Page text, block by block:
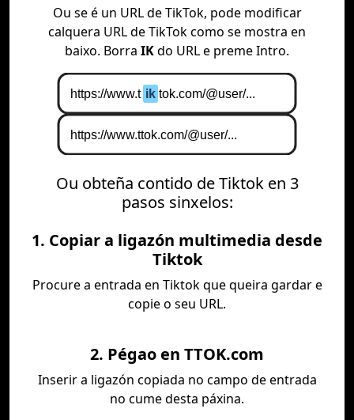
Ou se é un URL de TikTok, pode modificar
calquera URL de TikTok como se mostra en
baixo. Borra IKdo URL e preme Intro.
Ou obteña contido de Tiktok en 3
pasos sinxelos:
1. Copiar a ligazón multimedia desde
Tiktok
Procure a entrada en Tiktok que queira gardar e
copie o seu URL.
2. Pégao en TTOK.com
Inserir a ligazón copiada no campo de entrada
no cume desta páxina.